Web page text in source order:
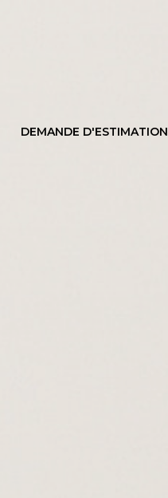
DEMANDE D'ESTIMATION